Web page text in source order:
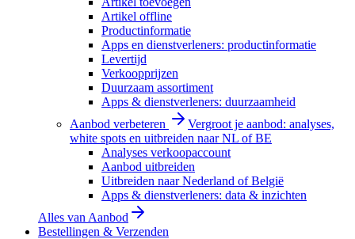
Artikel offline
Productinformatie
Apps en dienstverleners: productinformatie
Levertijd
Verkoopprijzen
Duurzaam assortiment
Apps & dienstverleners: duurzaamheid
Aanbod verbeteren
Vergroot je aanbod: analyses,
white spots en uitbreiden naar NL of BE
Analyses verkoopaccount
Aanbod uitbreiden
Uitbreiden naar Nederland of België
Apps & dienstverleners: data & inzichten
Alles van Aanbod
Bestellingen & Verzenden